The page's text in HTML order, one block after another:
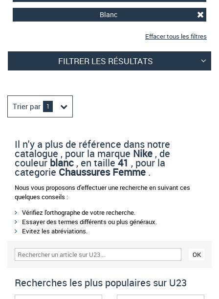
Blanc
Effacer tous les filtres
FILTRER LES RÉSULTATS
Trier par 1
Il n'y a plus de référence dans notre
catalogue , pour la marque Nike , de
couleur blanc , en taille 41 , pour la
categorie Chaussures Femme .
Nous vous proposons d'effectuer une recherche en suivant ces
quelques conseils :
Vérifiez l'orthographe de votre recherche.
Essayer des termes différents ou plus généraux.
Evitez les abréviations.
Recherches les plus populaires sur U23